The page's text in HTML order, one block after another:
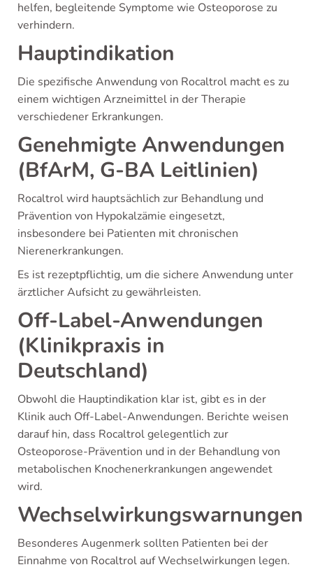
helfen, begleitende Symptome wie Osteoporose zu
verhindern.
Hauptindikation
Die spezifische Anwendung von Rocaltrol macht es zu
einem wichtigen Arzneimittel in der Therapie
verschiedener Erkrankungen.
Genehmigte Anwendungen
(BfArM, G-BA Leitlinien)
Rocaltrol wird hauptsächlich zur Behandlung und
Prävention von Hypokalzämie eingesetzt,
insbesondere bei Patienten mit chronischen
Nierenerkrankungen.
Es ist rezeptpflichtig, um die sichere Anwendung unter
ärztlicher Aufsicht zu gewährleisten.
Off-Label-Anwendungen
(Klinikpraxis in
Deutschland)
Obwohl die Hauptindikation klar ist, gibt es in der
Klinik auch Off-Label-Anwendungen. Berichte weisen
darauf hin, dass Rocaltrol gelegentlich zur
Osteoporose-Prävention und in der Behandlung von
metabolischen Knochenerkrankungen angewendet
wird.
Wechselwirkungswarnungen
Besonderes Augenmerk sollten Patienten bei der
Einnahme von Rocaltrol auf Wechselwirkungen legen.